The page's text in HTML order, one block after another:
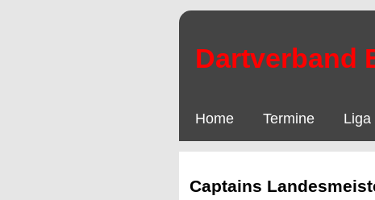
Dartverband
Home Termine Liga
Captains